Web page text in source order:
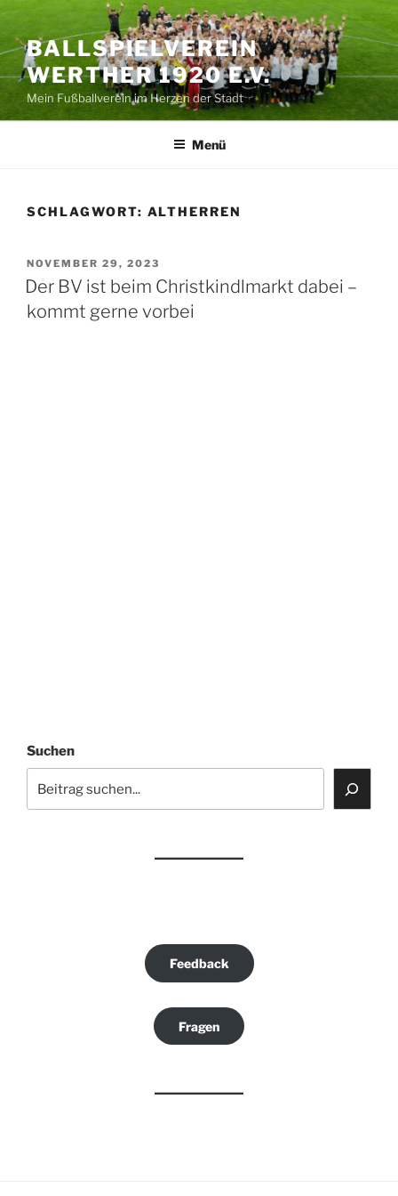
Zum
Inhalt
springenBALLSPIELVEREIN
WERTHER 1920 E.V.
Mein Fußballverein im Herzen der Stadt
Menü
SCHLAGWORT: ALTHERREN
VERÖFFENTLICHT
AM
NOVEMBER 29, 2023
Der BV ist beim Christkindlmarkt dabei –
kommt gerne vorbei
Suchen
Feedback
Fragen